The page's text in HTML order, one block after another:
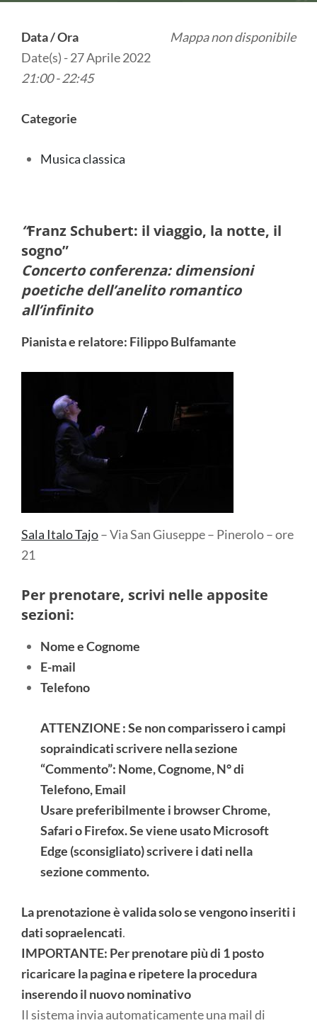
Mappa non disponibile
Data / Ora
Date(s) - 27 Aprile 2022
21:00 - 22:45
Categorie
Musica classica
“Franz Schubert: il viaggio, la notte, il
sogno”
Concerto conferenza: dimensioni
poetiche dell’anelito romantico
all’infinito
Pianista e relatore: Filippo Bulfamante
Sala Italo Tajo– Via San Giuseppe – Pinerolo – ore
21
Per prenotare, scrivi nelle apposite
sezioni:
Nome e Cognome
E-mail
Telefono
ATTENZIONE : Se non comparissero i campi
sopraindicati scrivere nella sezione
“Commento”: Nome, Cognome, N° di
Telefono, Email
Usare preferibilmente i browser Chrome,
Safari o Firefox. Se viene usato Microsoft
Edge (sconsigliato) scrivere i dati nella
sezione commento.
La prenotazione è valida solo se vengono inseriti i
dati sopraelencati.
IMPORTANTE: Per prenotare più di 1 posto
ricaricare la pagina e ripetere la procedura
inserendo il nuovo nominativo
Il sistema invia automaticamente una mail di